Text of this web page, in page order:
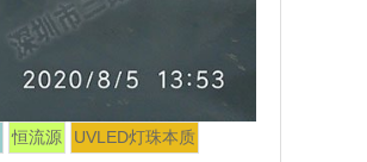
恒流源
UVLED灯珠本质